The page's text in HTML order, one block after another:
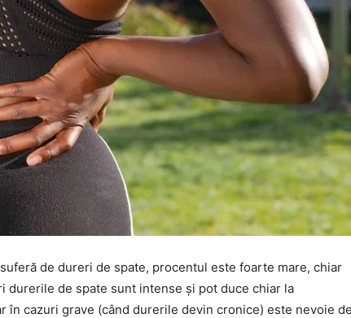
de dureri de spate, procentul este foarte mare, chiar
durerile de spate sunt intense și pot duce chiar la
în cazuri grave (când durerile devin cronice) este nevoie de